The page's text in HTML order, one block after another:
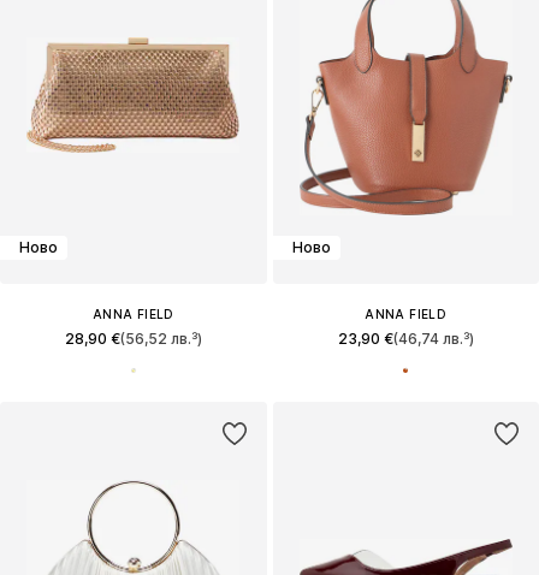
Ново
ANNA FIELD
28,90 €(56,52 лв.³)
Ново
ANNA FIELD
23,90 €(46,74 лв.³)